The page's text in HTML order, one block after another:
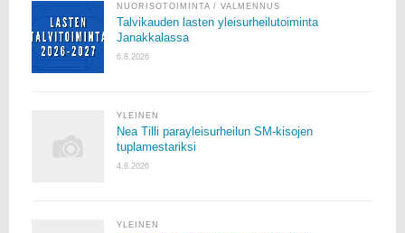
NUORISOTOIMINTA /VALMENNUS
Talvikauden lasten yleisurheilutoiminta
Janakkalassa
6.8.2026
YLEINEN
Nea Tilli parayleisurheilun SM-kisojen
tuplamestariksi
4.8.2026
YLEINEN